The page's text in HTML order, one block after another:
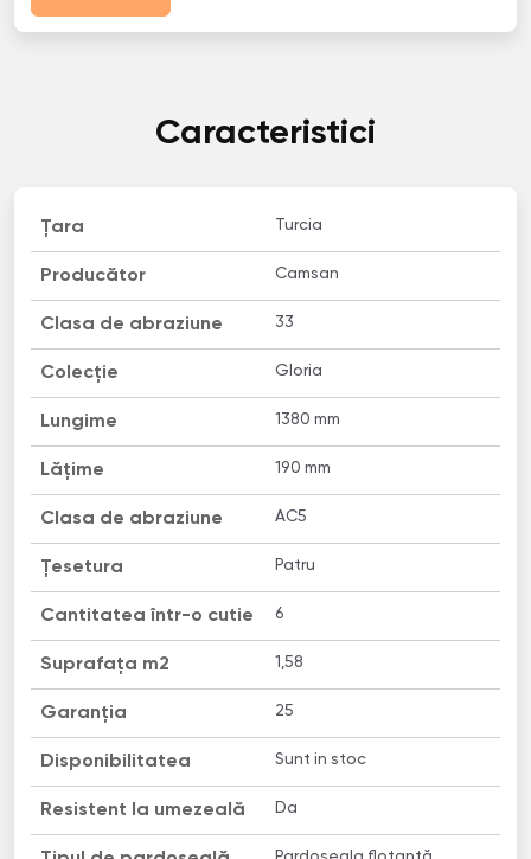
Caracteristici
Țara Turcia
Producător Camsan
Clasa de abraziune 33
Colecție Gloria
Lungime 1380 mm
Lățime 190 mm
Clasa de abraziune AC5
Țesetura Patru
Cantitatea într-o cutie 6
Suprafața m2 1,58
Garanția 25
Disponibilitatea Sunt in stoc
Resistent la umezeală Da